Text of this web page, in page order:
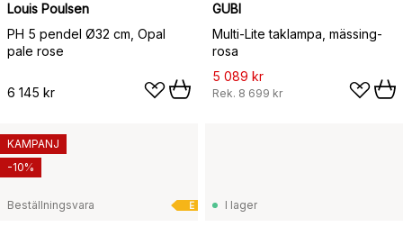
Louis Poulsen
PH 5 pendel Ø32 cm, Opal
pale rose
6 145 kr
GUBI
Multi-Lite taklampa, mässing-
rosa
5 089 kr
Rek. 8 699 kr
E
Beställningsvara
KAMPANJ
-10%
I lager